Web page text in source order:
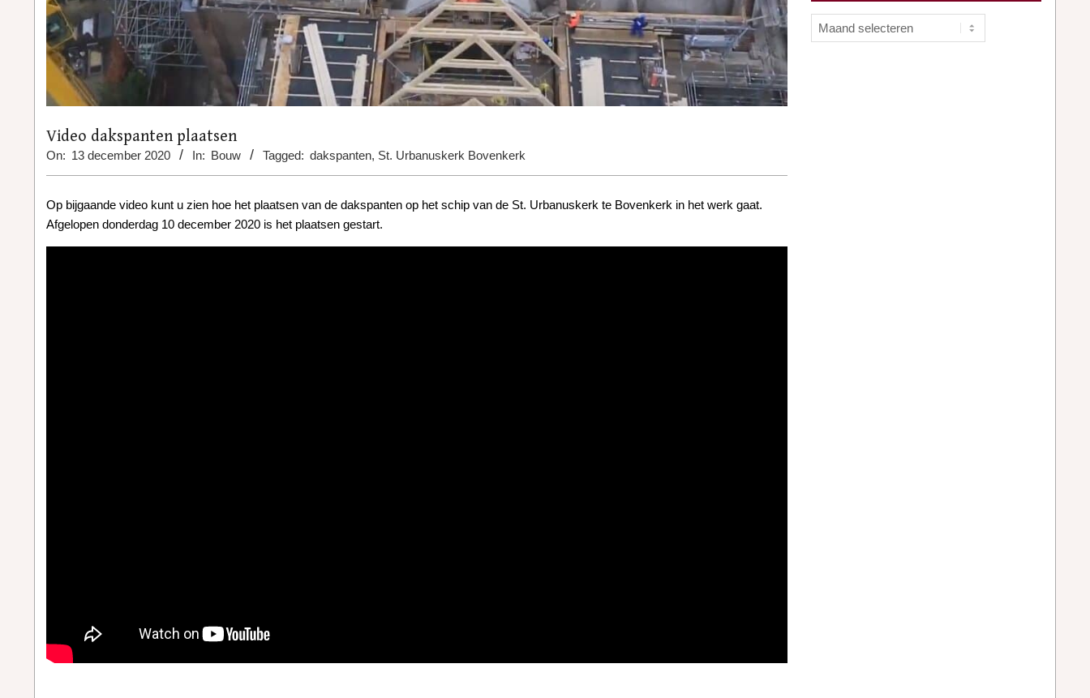
Video dakspanten plaatsen
On: 13 december 2020 In: Bouw Tagged: dakspanten, St. Urbanuskerk Bovenkerk
Op bijgaande video kunt u zien hoe het plaatsen van de dakspanten op het schip van de St. Urbanuskerk te Bovenkerk in het werk gaat.
Afgelopen donderdag 10 december 2020 is het plaatsen gestart.
Archief